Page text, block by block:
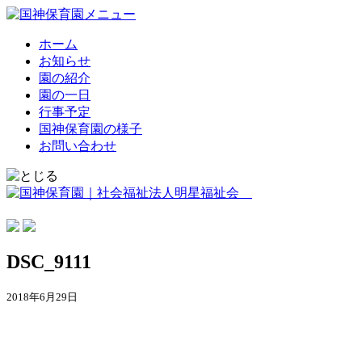
ホーム
お知らせ
園の紹介
園の一日
行事予定
国神保育園の様子
お問い合わせ
DSC_9111
2018年6月29日